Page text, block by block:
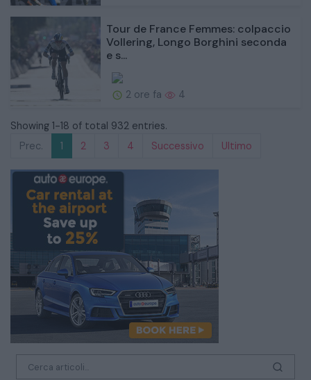
Tour de France Femmes: colpaccio
Vollering, Longo Borghini seconda
e s...
2 ore fa 4
Showing 1-18 of total 932 entries.
Prec.
1 2 3 4 Successivo Ultimo